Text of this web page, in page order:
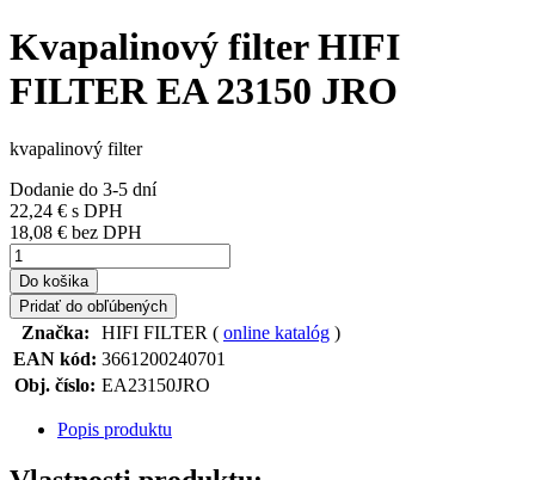
Kvapalinový filter HIFI
FILTER EA 23150 JRO
kvapalinový filter
Dodanie do 3-5 dní
22,24 € s DPH
18,08 € bez DPH
Do košika
Pridať do obľúbených
Značka: HIFI FILTER ( online katalóg )
EAN kód: 3661200240701
Obj. číslo: EA23150JRO
Popis produktu